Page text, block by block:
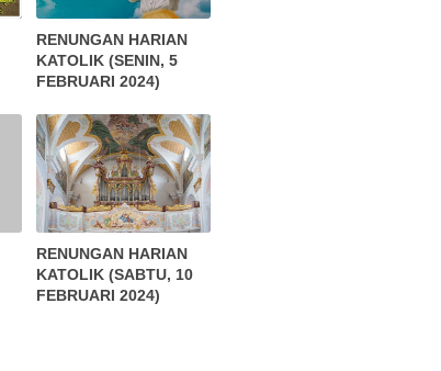
RENUNGAN HARIAN
KATOLIK (SENIN, 5
FEBRUARI 2024)
RENUNGAN HARIAN
KATOLIK (SABTU, 10
FEBRUARI 2024)